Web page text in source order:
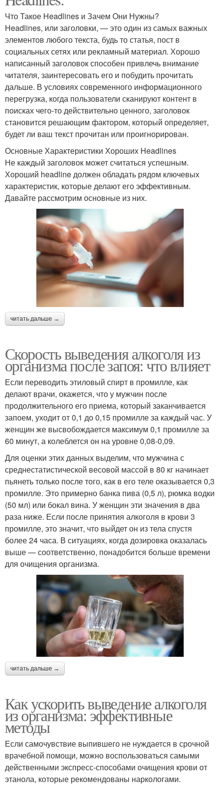
Что Такое Headlines и Зачем Они Нужны?
Headlines, или заголовки, — это один из самых важных
элементов любого текста, будь то статья, пост в
социальных сетях или рекламный материал. Хорошо
написанный заголовок способен привлечь внимание
читателя, заинтересовать его и побудить прочитать
дальше. В условиях современного информационного
перегрузка, когда пользователи сканируют контент в
поисках чего-то действительно ценного, заголовок
становится решающим фактором, который определяет,
будет ли ваш текст прочитан или проигнорирован.
Основные Характеристики Хороших Headlines
Не каждый заголовок может считаться успешным.
Хороший headline должен обладать рядом ключевых
характеристик, которые делают его эффективным.
Давайте рассмотрим основные из них.
читать дальше →
Скорость выведения алкоголя из
организма после запоя: что влияет
Если переводить этиловый спирт в промилле, как
делают врачи, окажется, что у мужчин после
продолжительного его приема, который заканчивается
запоем, уходит от 0,1 до 0,15 промилле за каждый час. У
женщин же высвобождается максимум 0,1 промилле за
60 минут, а колеблется он на уровне 0,08-0,09.
Для оценки этих данных выделим, что мужчина с
среднестатистической весовой массой в 80 кг начинает
пьянеть только после того, как в его теле оказывается 0,3
промилле. Это примерно банка пива (0,5 л), рюмка водки
(50 мл) или бокал вина. У женщин эти значения в два
раза ниже. Если после принятия алкоголя в крови 3
промилле, это значит, что выйдет он из тела спустя
более 24 часа. В ситуациях, когда дозировка оказалась
выше — соответственно, понадобится больше времени
для очищения организма.
читать дальше →
Как ускорить выведение алкоголя
из организма: эффективные
методы
Если самочувствие выпившего не нуждается в срочной
врачебной помощи, можно воспользоваться самыми
действенными экспресс-способами очищения крови от
этанола, которые рекомендованы наркологами.